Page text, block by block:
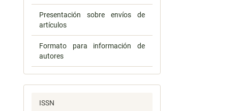
Presentación sobre envíos de
artículos
Formato para información de
autores
ISSN